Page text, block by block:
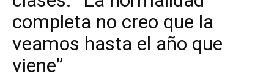
completa no creo que la
veamos hasta el año que
viene”